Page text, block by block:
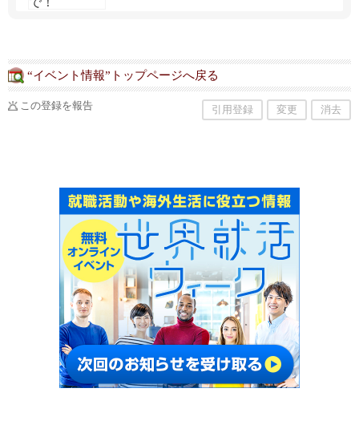
“イベント情報”トップページへ戻る
この登録を報告 引用登録 変更 消去